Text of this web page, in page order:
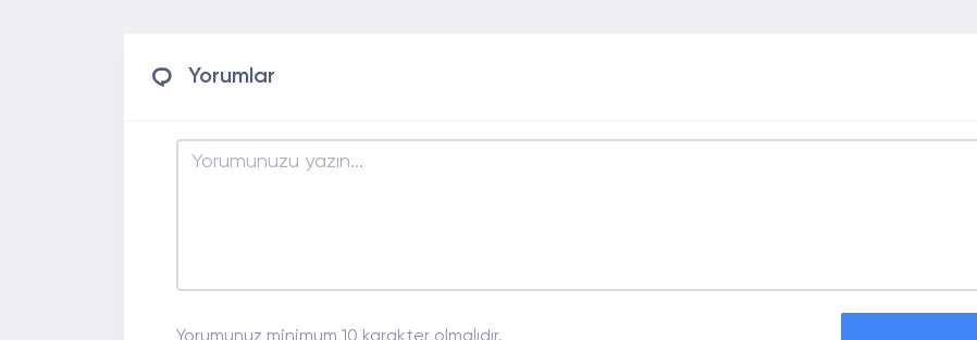
Yorumlar